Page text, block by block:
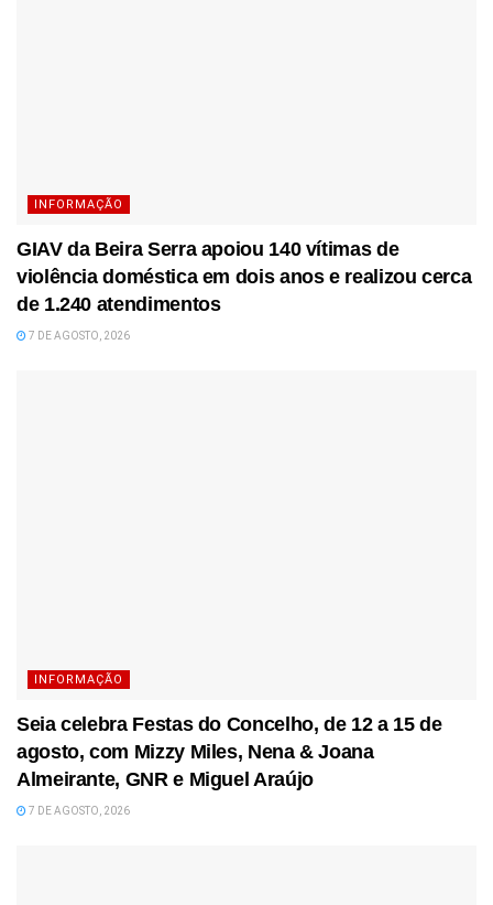
INFORMAÇÃO
GIAV da Beira Serra apoiou 140 vítimas de
violência doméstica em dois anos e realizou cerca
de 1.240 atendimentos
7 DE AGOSTO, 2026
INFORMAÇÃO
Seia celebra Festas do Concelho, de 12 a 15 de
agosto, com Mizzy Miles, Nena & Joana
Almeirante, GNR e Miguel Araújo
7 DE AGOSTO, 2026